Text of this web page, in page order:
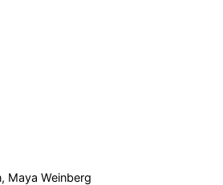
Maya Weinberg